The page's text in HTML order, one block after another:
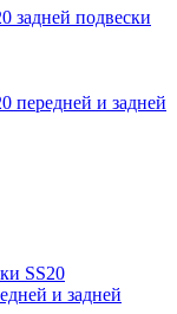
задней подвески
передней и задней
SS20
и задней